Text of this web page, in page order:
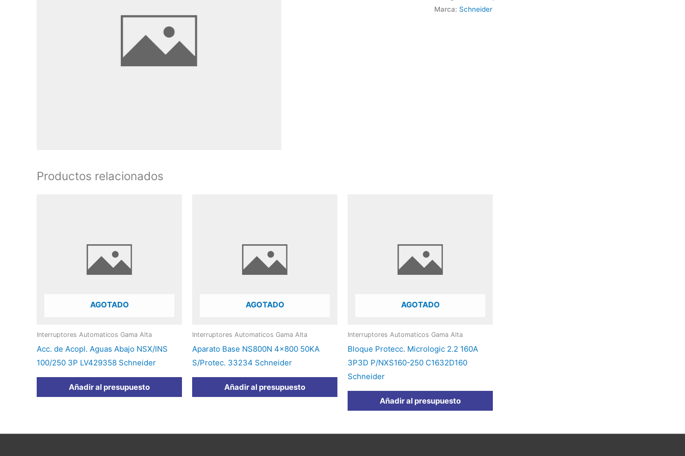
Marca: Schneider
Productos relacionados
AGOTADO
Interruptores Automaticos Gama Alta
Acc. de Acopl. Aguas Abajo NSX/INS
100/250 3P LV429358 Schneider
Añadir al presupuesto
AGOTADO
Interruptores Automaticos Gama Alta
Aparato Base NS800N 4×800 50KA
S/Protec. 33234 Schneider
Añadir al presupuesto
AGOTADO
Interruptores Automaticos Gama Alta
Bloque Protecc. Micrologic 2.2 160A
3P3D P/NXS160-250 C1632D160
Schneider
Añadir al presupuesto